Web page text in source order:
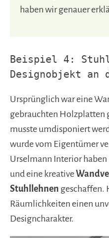
haben wir genauer
Beispiel 4:
Designobjekt an
Ursprünglich war eine
gebrauchten Holzplatten
musste umdisponiert
wurde vom Eigentümer
Urselmann Interior
und eine kreative
Stuhllehnen geschaffen.
Räumlichkeiten einen
Designcharakter.